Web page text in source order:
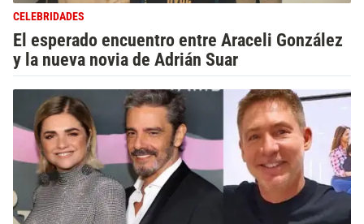
CELEBRIDADES
El esperado encuentro entre Araceli González
y la nueva novia de Adrián Suar